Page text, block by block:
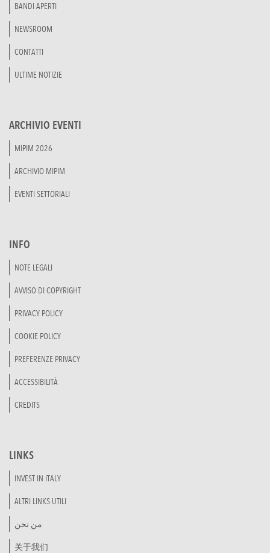
BANDI APERTI
NEWSROOM
CONTATTI
ULTIME NOTIZIE
ARCHIVIO EVENTI
MIPIM 2026
ARCHIVIO MIPIM
EVENTI SETTORIALI
INFO
NOTE LEGALI
AVVISO DI COPYRIGHT
PRIVACY POLICY
COOKIE POLICY
PREFERENZE PRIVACY
ACCESSIBILITÀ
CREDITS
LINKS
INVEST IN ITALY
ALTRI LINKS UTILI
من نحن
关于我们